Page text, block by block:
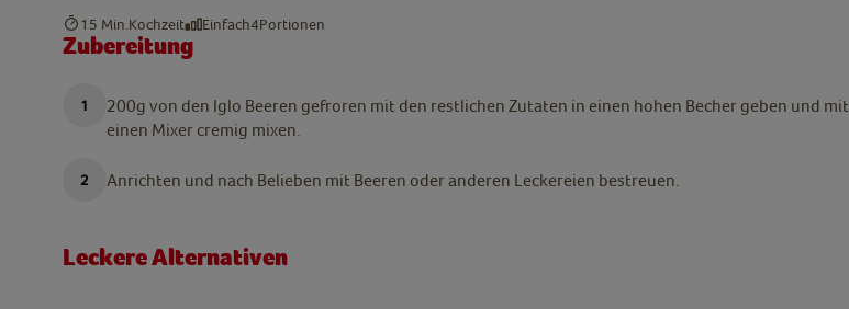
15 Min. Kochzeit Einfach4Portionen
Zubereitung
200g von den Iglo Beeren gefroren mit den restlichen Zutaten in einen hohen Becher geben und mit
einen Mixer cremig mixen.
Anrichten und nach Belieben mit Beeren oder anderen Leckereien bestreuen.
Leckere Alternativen